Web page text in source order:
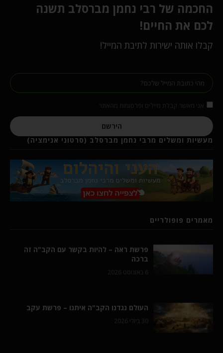
החכמה של רבי נחמן מברסלב תשנה
לכם את החיים!
קבלו אותה ישירות לתיבת המייל!
הירשם
מעשיות ומשלים מרבי נחמן מברסלב (סרטוני אנימציה)
מאמרים פופולריים
פרשת ראה – להיות בקשר עם הקב"ה זה
ברכה
6 באוגוסט 2026
העולם נגדנו הקב"ה איתנו – פרשת עקב
30 ביולי 2026